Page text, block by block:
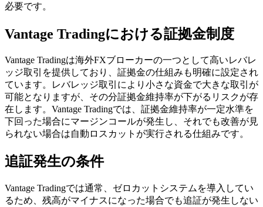
必要です。
Vantage Tradingにおける証拠金制度
Vantage Tradingは海外FXブローカーの一つとして高いレバレ
ッジ取引を提供しており、証拠金の仕組みも明確に設定され
ています。レバレッジ取引により小さな資金で大きな取引が
可能となりますが、その分証拠金維持率が下がるリスクが存
在します。Vantage Tradingでは、証拠金維持率が一定水準を
下回った場合にマージンコールが発生し、それでも改善が見
られない場合は自動ロスカットが実行される仕組みです。
追証発生の条件
Vantage Tradingでは通常、ゼロカットシステムを導入してい
るため、残高がマイナスになった場合でも追証が発生しない